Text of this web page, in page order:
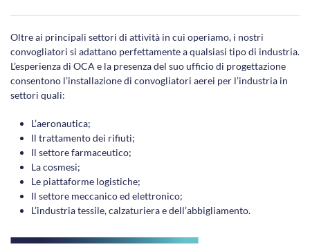
Oltre ai principali settori di attività in cui operiamo, i nostri
convogliatori si adattano perfettamente a qualsiasi tipo di industria.
L’esperienza di OCA e la presenza del suo ufficio di progettazione
consentono l’installazione di convogliatori aerei per l’industria in
settori quali:
L’aeronautica;
Il trattamento dei rifiuti;
Il settore farmaceutico;
La cosmesi;
Le piattaforme logistiche;
Il settore meccanico ed elettronico;
L’industria tessile, calzaturiera e dell’abbigliamento.